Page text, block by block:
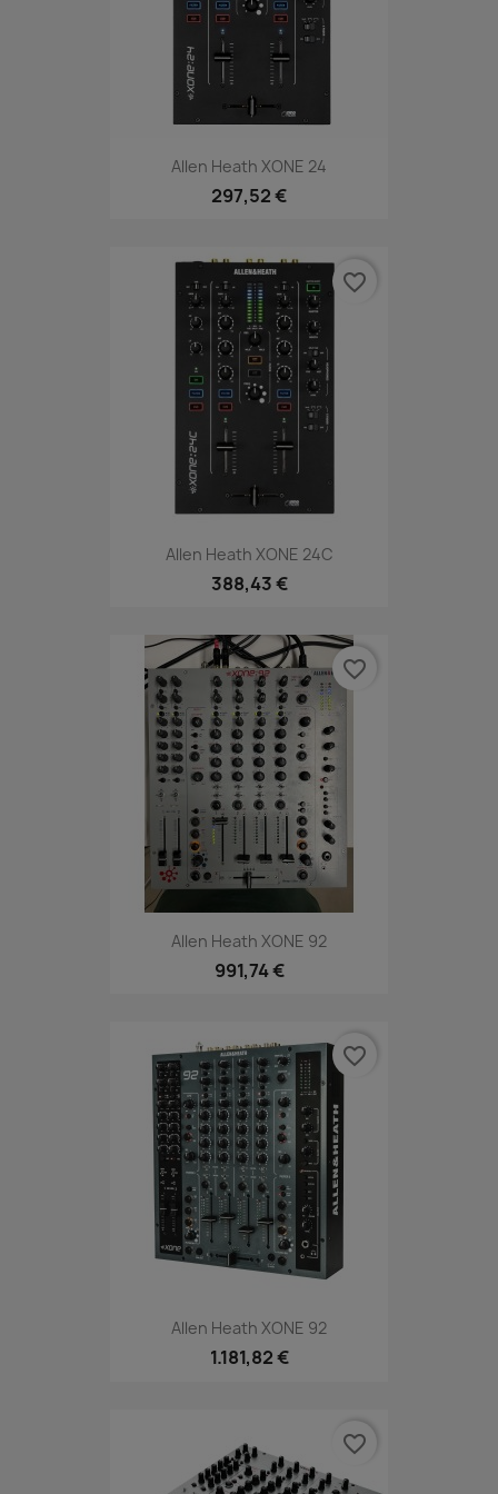
Allen Heath XONE 24
297,52 €
Allen Heath XONE 24C
388,43 €
favorite_border
Allen Heath XONE 92
991,74 €
favorite_border
Allen Heath XONE 92
1.181,82 €
favorite_border
favorite_border